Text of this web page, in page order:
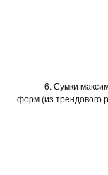
6. Сумки
форм (из трендового